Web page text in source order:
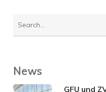
News
GFU und